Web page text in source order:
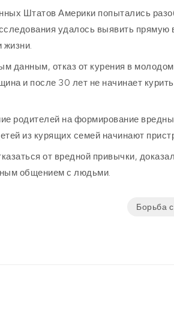
Штатов Америки попытались
удалось выявить
жизни.
данным, отказ от курения в
и после 30 лет не начинает
родителей на формирование
из курящих семей начинают
от вредной привычки,
общением с людьми.
Борьба
статья